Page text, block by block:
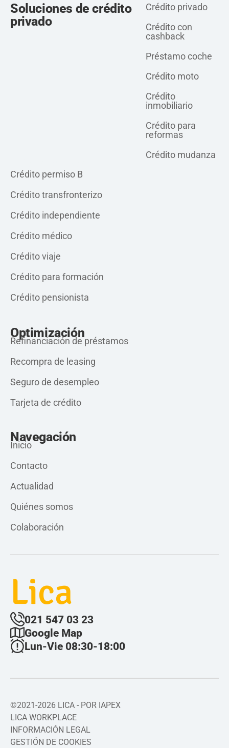
Soluciones de crédito
privado
Crédito privado
Crédito con
cashback
Préstamo coche
Crédito moto
Crédito
inmobiliario
Crédito para
reformas
Crédito mudanza
Crédito permiso B
Crédito transfronterizo
Crédito independiente
Crédito médico
Crédito viaje
Crédito para formación
Crédito pensionista
Optimización
Refinanciación de préstamos
Recompra de leasing
Seguro de desempleo
Tarjeta de crédito
Navegación
Inicio
Contacto
Actualidad
Quiénes somos
Colaboración
Lica
021 547 03 23
Google Map
Lun-Vie 08:30-18:00
©2021-2026 LICA - POR IAPEX
LICA WORKPLACE
INFORMACIÓN LEGAL
GESTIÓN DE COOKIES